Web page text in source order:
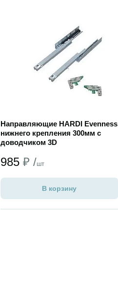
Направляющие HARDI Evenness
нижнего крепления 300мм с
доводчиком 3D
985 ₽ /шт
В корзину